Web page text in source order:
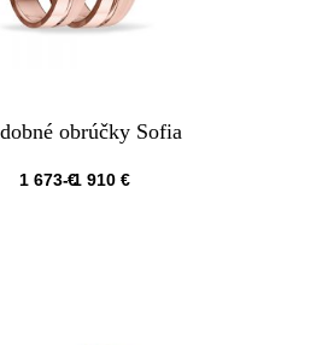
obrúčky Sofia
1 673€1 910€